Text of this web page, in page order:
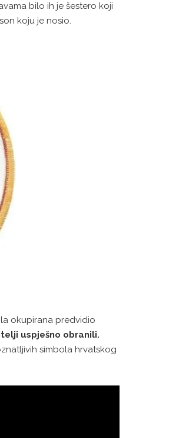
bilo ih je šestero koji
koju je nosio.
okupirana predvidio
uspješno obranili.
simbola hrvatskog